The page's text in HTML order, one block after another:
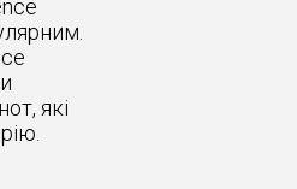
які